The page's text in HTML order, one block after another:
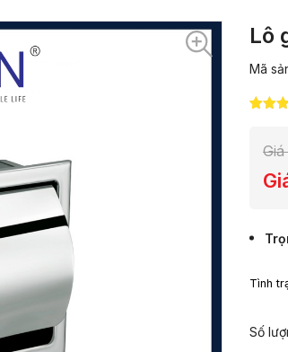
Lô
Mã
đánh
Tình
Số